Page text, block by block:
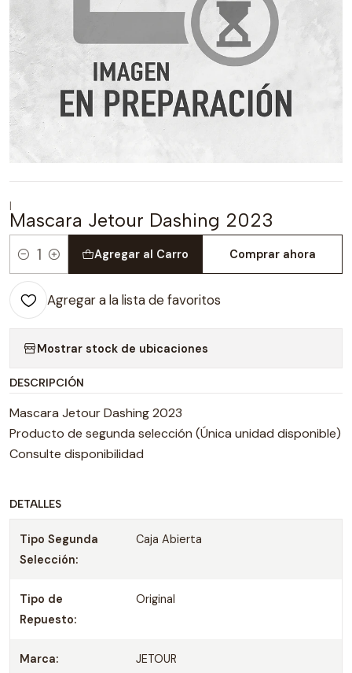
|
Mascara Jetour Dashing 2023
Cantidad
Agregar al Carro Comprar ahora
Agregar a la lista de favoritos
Mostrar stock de ubicaciones
DESCRIPCIÓN
Mascara Jetour Dashing 2023
Producto de segunda selección (Única unidad disponible)
Consulte disponibilidad
DETALLES
Tipo Segunda
Selección:
Caja Abierta
Tipo de
Repuesto:
Original
Marca: JETOUR